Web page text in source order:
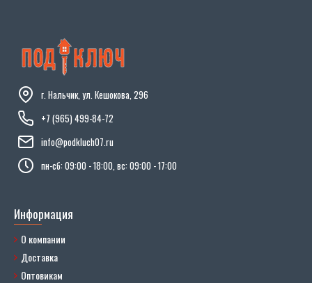
г. Нальчик, ул. Кешокова, 296
+7 (965) 499-84-72
info@podkluch07.ru
пн-сб: 09:00 - 18:00, вс: 09:00 - 17:00
Информация
О компании
Доставка
Оптовикам